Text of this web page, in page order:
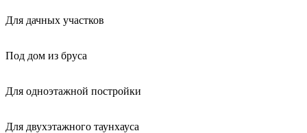
Для дачных участков
Под дом из бруса
Для одноэтажной постройки
Для двухэтажного таунхауса